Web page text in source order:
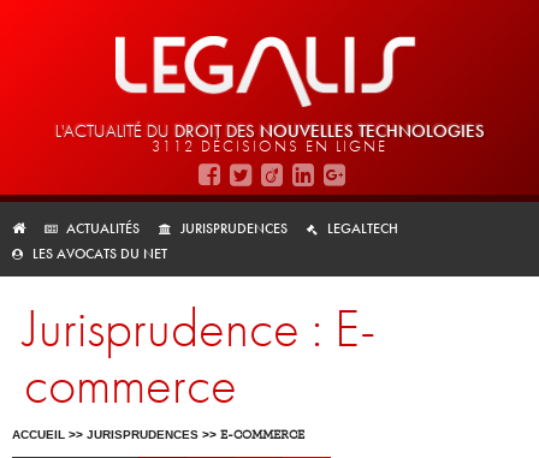
L'ACTUALITÉ DU DROIT DES NOUVELLES TECHNOLOGIES
3112 DÉCISIONS EN LIGNE
ACTUALITÉS JURISPRUDENCES
LEGALTECH
LES AVOCATS DU NET
Jurisprudence : E-
commerce
ACCUEIL >> JURISPRUDENCES >> E-COMMERCE